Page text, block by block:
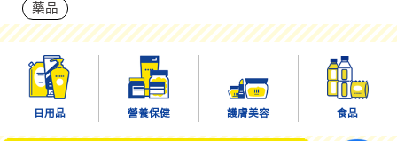
藥品
日用品 營養保健 護膚美容 食品